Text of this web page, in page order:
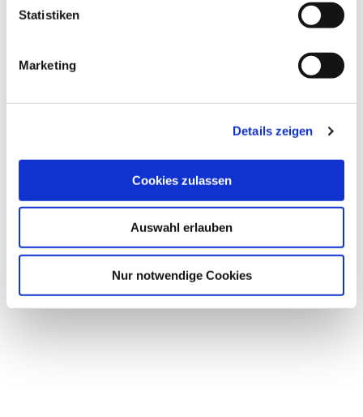
Statistiken
Marketing
Details zeigen
Cookies zulassen
Auswahl erlauben
Nur notwendige Cookies